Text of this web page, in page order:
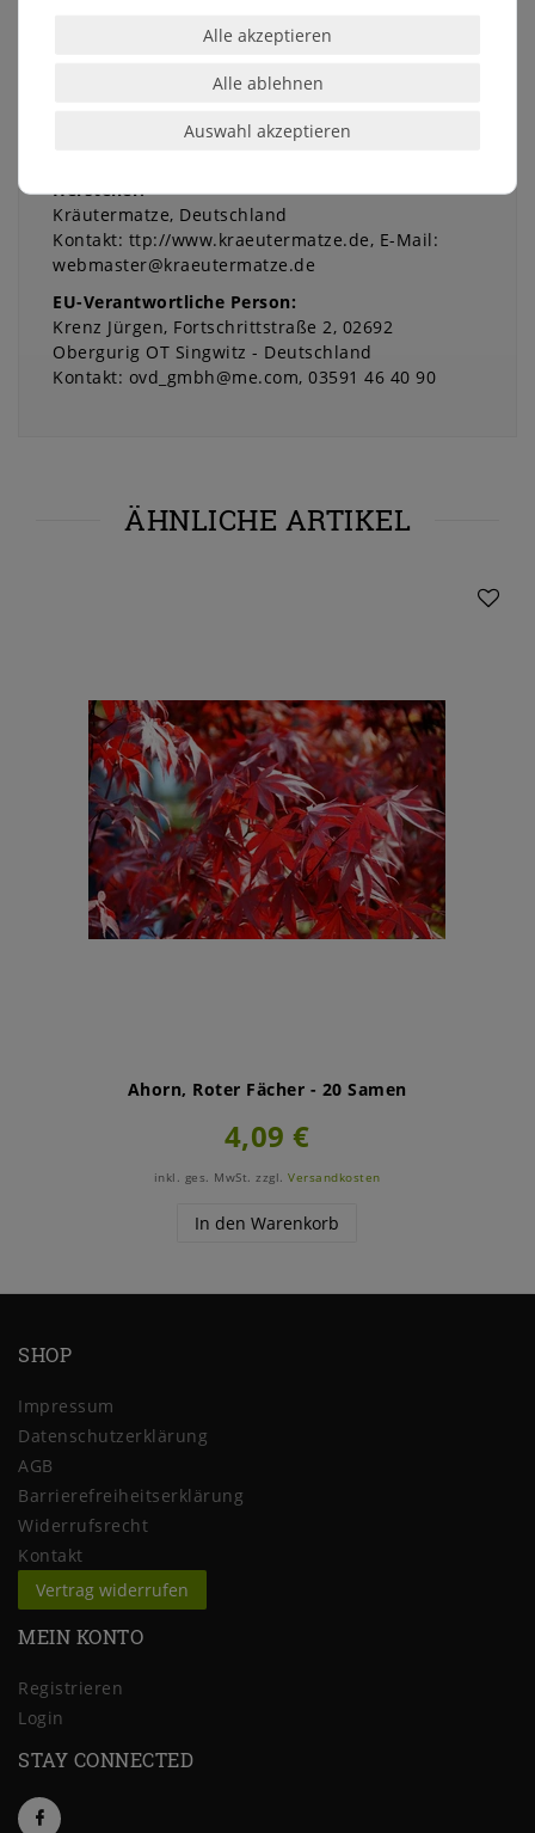
Angaben zur Produktsicherheit
Hersteller:
Kräutermatze Deutschland
Kontakt: ttp://www.kraeutermatze.de E-Mail:
webmaster@kraeutermatze.de
EU-Verantwortliche Person:
Krenz Jürgen Fortschrittstraße 2 02692
Obergurig OT Singwitz
Deutschland
Kontakt: ovd_gmbh@me.com 03591 46 40 90
ÄHNLICHE ARTIKEL
Ahorn, Roter Fächer - 20 Samen
4,09 €
inkl. ges. MwSt. zzgl.Versandkosten
In den Warenkorb
SHOP
Impressum
Daten­schutz­erklärung
AGB
Barrierefreiheitserklärung
Widerrufs­recht
Kontakt
Vertrag widerrufen
MEIN KONTO
Registrieren
Login
STAY CONNECTED
Alle akzeptieren
Alle ablehnen
Auswahl akzeptieren